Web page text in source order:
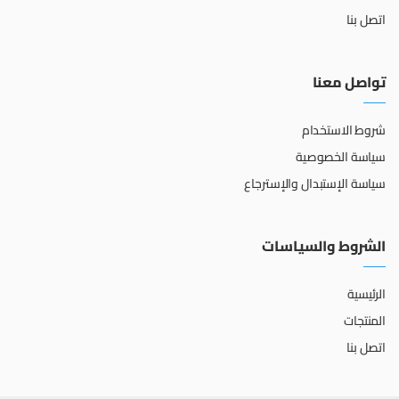
اتصل بنا
تواصل معنا
شروط الاستخدام
سياسة الخصوصية
سياسة الإستبدال والإسترجاع
الشروط والسياسات
الرئيسية
المنتجات
اتصل بنا